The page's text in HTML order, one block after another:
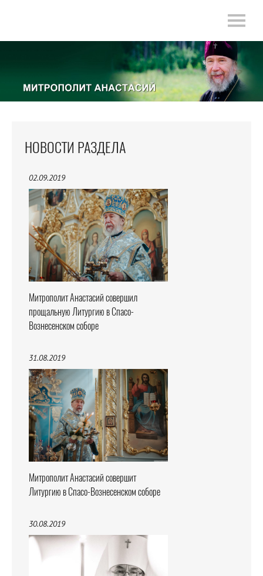
НОВОСТИ РАЗДЕЛА
02.09.2019
Митрополит Анастасий совершил
прощальную Литургию в Спасо-
Вознесенском соборе
31.08.2019
Митрополит Анастасий совершит
Литургию в Спасо-Вознесенском соборе
30.08.2019